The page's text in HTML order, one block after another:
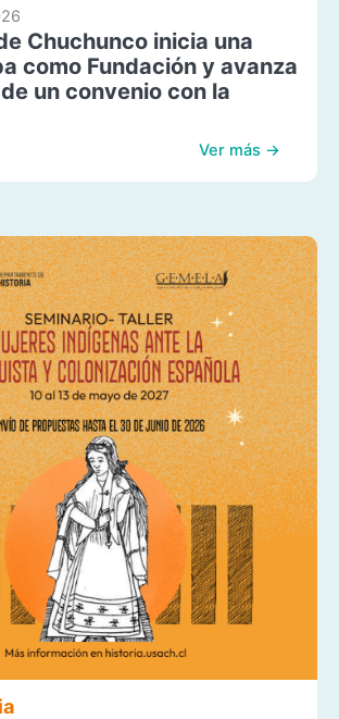
Chuchunco inicia una
como Fundación y avanza
un convenio con la
Ver más →